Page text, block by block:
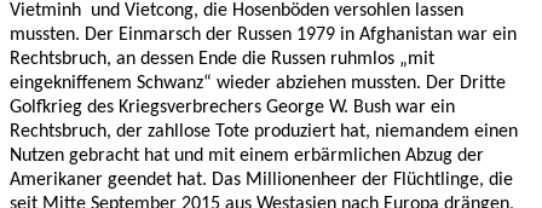
Vietminh und Vietcong, die Hosenböden versohlen lassen
mussten. Der Einmarsch der Russen 1979 in Afghanistan war ein
Rechtsbruch, an dessen Ende die Russen ruhmlos „mit
eingekniffenem Schwanz“ wieder abziehen mussten. Der Dritte
Golfkrieg des Kriegsverbrechers George W. Bush war ein
Rechtsbruch, der zahllose Tote produziert hat, niemandem einen
Nutzen gebracht hat und mit einem erbärmlichen Abzug der
Amerikaner geendet hat. Das Millionenheer der Flüchtlinge, die